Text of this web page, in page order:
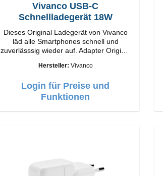
Vivanco USB-C
Schnellladegerät 18W
Dieses Original Ladegerät von Vivanco
läd alle Smartphones schnell und
zuverlässsig wieder auf. Adapter Original
Anschlüsse: USB-C Output: 18W Farbe:
Hersteller: Vivanco
Login für Preise und
Funktionen